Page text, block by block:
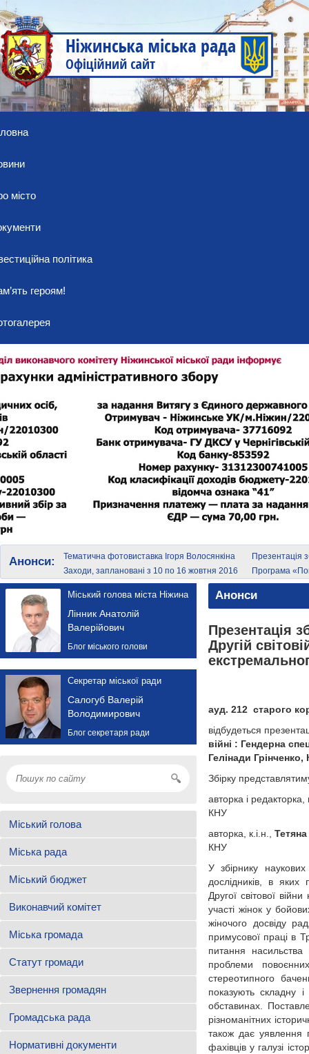
місто
політика
героям!
Анонси: Тематична фотовиставка Ігоря Волосянкіна
Презентація
Східної
Гендерна
Заходи, заплановані з 10 по 16 жовтня 2016
року
Програма
Міський голова міста Ніжина
Лінник Анатолій
Валерійович
Блог міського голови
Секретар міської ради
Салогуб Валерій
Володимирович
Блог секретаря ради
Міський голова
Міська рада
Міський бюджет
Виконавчий комітет
Міська громада
Статут громади
Звернення громадян
Громадська рада
Нормативні документи
Анонси
Презентація
Другій
ауд. 212 старого
відбудеться
війні : Гендерна
Гелінади
Збірку
авторка і редакторка,
КНУ
авторка, к.і.н.,
КНУ
У збірнику
дослідників, в яких
Другої світової
участі жінок у
жіночого досвіду
примусової праці в
питання насильства
проблеми
стереотипного
показують складну
обставинах.
різноманітних
також дає уявлення
фахівців у галузі